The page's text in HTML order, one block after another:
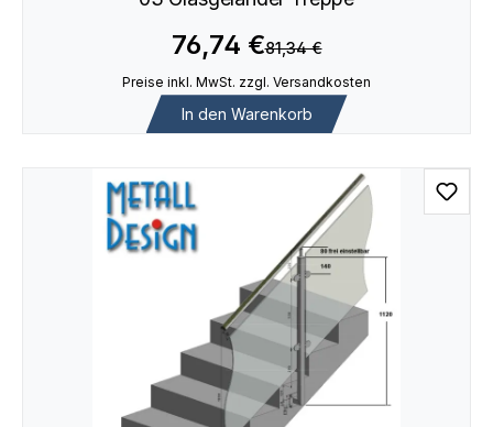
76,74 €81,34 €
Preise inkl. MwSt. zzgl. Versandkosten
In den Warenkorb